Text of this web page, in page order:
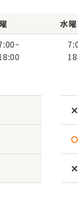
~
水曜